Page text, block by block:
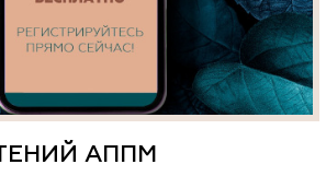
АППМ